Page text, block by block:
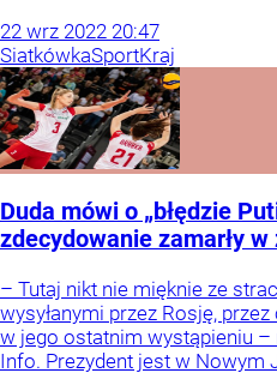
22 wrz 2022 20:47
SiatkówkaSportKraj
Duda mówi o „błędzie
zdecydowanie zamarły w
– Tutaj nikt nie mięknie ze
wysyłanymi przez Rosję,
w jego ostatnim wystąpieniu –
Info. Prezydent jest w Nowym